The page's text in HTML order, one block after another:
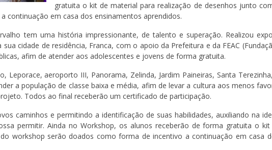
gratuita o kit de material para realização de desenhos junto
em casa dos ensinamentos aprendidos.
tem uma história impressionante, de talento e superação. Realizou
cidade de residência, Franca, com o apoio da Prefeitura e da FEAC
afim de atender aos adolescentes e jovens de forma gratuita.
aeroporto III, Panorama, Zelinda, Jardim Paineiras, Santa
a população de classe baixa e média, afim de levar a cultura aos menos
Todos ao final receberão um certificado de participação.
caminhos e permitindo a identificação de suas habilidades, auxiliando na
permitir. Ainda no Workshop, os alunos receberão de forma gratuita o
workshop serão doados como forma de incentivo a continuação em casa